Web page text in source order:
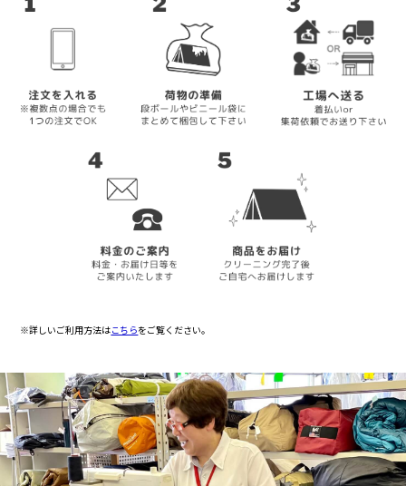
※詳しいご利用方法はこちらをご覧ください。